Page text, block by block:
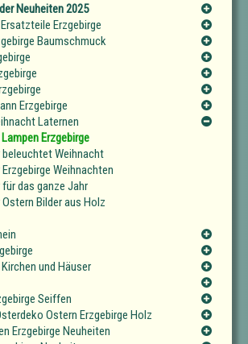
Neuheiten 2025
Erzgebirge
Baumschmuck
Erzgebirge
Laternen
Erzgebirge
Weihnacht
Weihnachten
das ganze Jahr
Bilder aus Holz
und Häuser
Seiffen
Ostern Erzgebirge Holz
Erzgebirge Neuheiten